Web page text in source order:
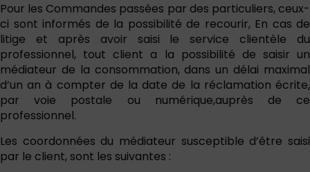
Pour les Commandes passées par des particuliers, ceux-
ci sont informés de la possibilité de recourir, En cas de
litige et après avoir saisi le service clientèle du
professionnel, tout client a la possibilité de saisir un
médiateur de la consommation, dans un délai maximal
d’un an à compter de la date de la réclamation écrite,
par voie postale ou numérique,auprès de ce
professionnel.
Les coordonnées du médiateur susceptible d’être saisi
par le client, sont les suivantes :